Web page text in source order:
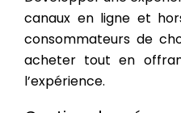
canaux en ligne et
consommateurs de
acheter tout en
l’expérience.